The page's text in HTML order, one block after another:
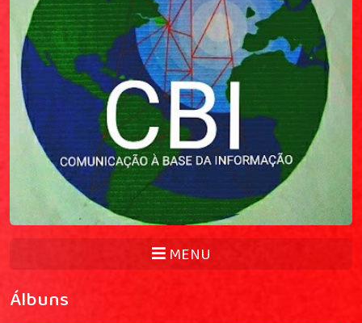
MENU
Álbuns